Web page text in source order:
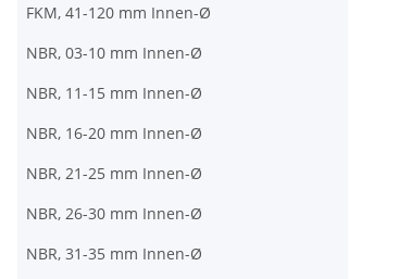
FKM, 41-120 mm Innen-Ø
NBR, 03-10 mm Innen-Ø
NBR, 11-15 mm Innen-Ø
NBR, 16-20 mm Innen-Ø
NBR, 21-25 mm Innen-Ø
NBR, 26-30 mm Innen-Ø
NBR, 31-35 mm Innen-Ø